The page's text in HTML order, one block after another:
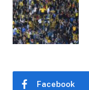
Facebook